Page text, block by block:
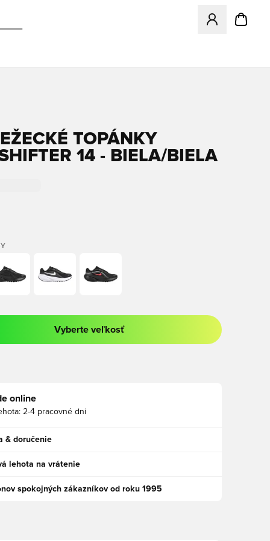
Otvorí modál
TOPÁNKY
14 - BIELA/BIELA
prihlásenie alebo registráciu ako člen
Vyberte veľkosť
online
2-4 pracovné dni
& doručenie
lehota na vrátenie
spokojných zákazníkov od roku 1995